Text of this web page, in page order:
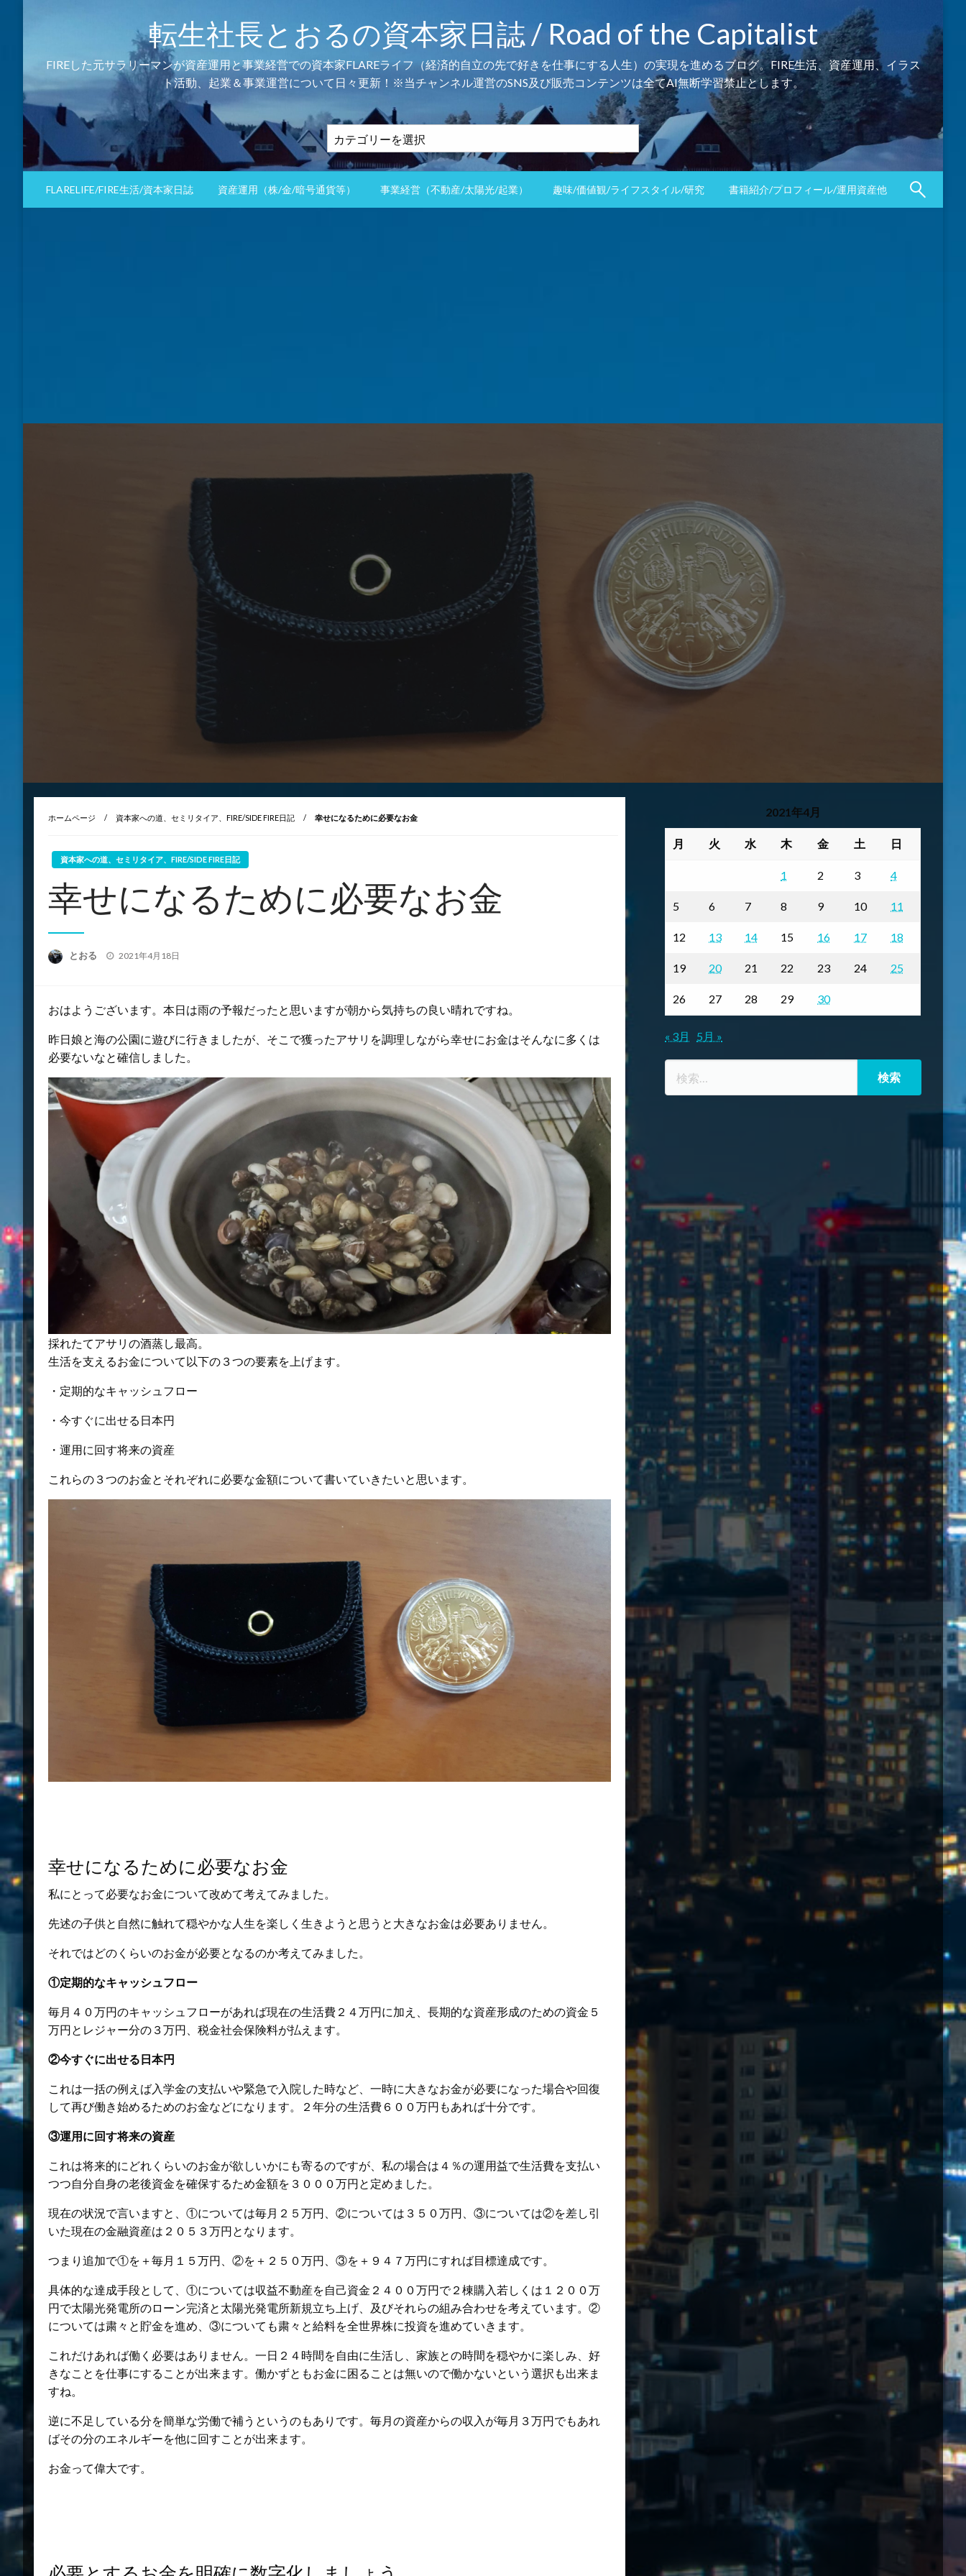
転生社長とおるの資本家日誌 / Road of the Capitalist
FIREした元サラリーマンが資産運用と事業経営での資本家FLAREライフ（経済的自立の先で好きを仕事にする人生）の実現を進めるブログ。FIRE生活、資産運用、イラス
ト活動、起業＆事業運営について日々更新！※当チャンネル運営のSNS及び販売コンテンツは全てAI無断学習禁止とします。
テ
ゴ
リ
FLARELIFE/FIRE生活/資本家日誌 資産運用（株/金/暗号通貨等） 事業経営（不動産/太陽光/起業） 趣味/価値観/ライフスタイル/研究 書籍紹介/プロフィール/運用資産他
ホームページ 資本家への道、セミリタイア、FIRE/SIDE FIRE日記 幸せになるために必要なお金
資本家への道、セミリタイア、FIRE/SIDE FIRE日記
幸せになるために必要なお金
とおる
投
2021年4月18日
おはようございます。本日は雨の予報だったと思いますが朝から気持ちの良い晴れですね。
昨日娘と海の公園に遊びに行きましたが、そこで獲ったアサリを調理しながら幸せにお金はそんなに多くは
必要ないなと確信しました。
採れたてアサリの酒蒸し最高。
生活を支えるお金について以下の３つの要素を上げます。
・定期的なキャッシュフロー
・今すぐに出せる日本円
・運用に回す将来の資産
これらの３つのお金とそれぞれに必要な金額について書いていきたいと思います。
幸せになるために必要なお金
私にとって必要なお金について改めて考えてみました。
先述の子供と自然に触れて穏やかな人生を楽しく生きようと思うと大きなお金は必要ありません。
それではどのくらいのお金が必要となるのか考えてみました。
①定期的なキャッシュフロー
毎月４０万円のキャッシュフローがあれば現在の生活費２４万円に加え、長期的な資産形成のための資金５
万円とレジャー分の３万円、税金社会保険料が払えます。
②今すぐに出せる日本円
これは一括の例えば入学金の支払いや緊急で入院した時など、一時に大きなお金が必要になった場合や回復
して再び働き始めるためのお金などになります。２年分の生活費６００万円もあれば十分です。
③運用に回す将来の資産
これは将来的にどれくらいのお金が欲しいかにも寄るのですが、私の場合は４％の運用益で生活費を支払い
つつ自分自身の老後資金を確保するため金額を３０００万円と定めました。
現在の状況で言いますと、①については毎月２５万円、②については３５０万円、③については②を差し引
いた現在の金融資産は２０５３万円となります。
つまり追加で①を＋毎月１５万円、②を＋２５０万円、③を＋９４７万円にすれば目標達成です。
具体的な達成手段として、①については収益不動産を自己資金２４００万円で２棟購入若しくは１２００万
円で太陽光発電所のローン完済と太陽光発電所新規立ち上げ、及びそれらの組み合わせを考えています。②
については粛々と貯金を進め、③についても粛々と給料を全世界株に投資を進めていきます。
これだけあれば働く必要はありません。一日２４時間を自由に生活し、家族との時間を穏やかに楽しみ、好
きなことを仕事にすることが出来ます。働かずともお金に困ることは無いので働かないという選択も出来ま
すね。
逆に不足している分を簡単な労働で補うというのもありです。毎月の資産からの収入が毎月３万円でもあれ
ばその分のエネルギーを他に回すことが出来ます。
お金って偉大です。
2021年4月
月 火 水 木 金 土 日
1 2 3 4
5 6 7 8 9 10 11
12 13 14 15 16 17 18
19 20 21 22 23 24 25
26 27 28 29 30
« 3月 5月 »